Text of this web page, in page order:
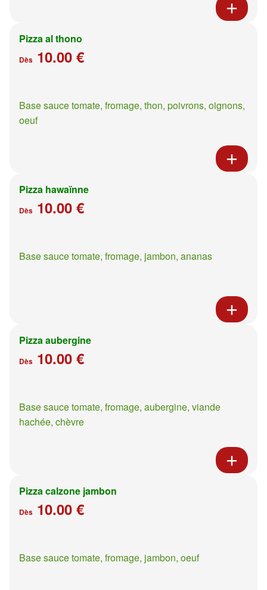
Pizza al thono
Dès 10.00 €
Base sauce tomate, fromage, thon, poivrons, oignons,
oeuf
Pizza hawaïnne
Dès 10.00 €
Base sauce tomate, fromage, jambon, ananas
Pizza aubergine
Dès 10.00 €
Base sauce tomate, fromage, aubergine, viande
hachée, chèvre
Pizza calzone jambon
Dès 10.00 €
Base sauce tomate, fromage, jambon, oeuf